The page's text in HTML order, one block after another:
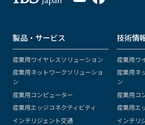
製品・サービス
産業用ワイヤレスソリューション
産業用ネットワークソリューショ
ン
産業用コンピューター
産業用エッジコネクティビティ
インテリジェント交通
技術情
産業用ワ
産業用ネ
ン
産業用コ
産業用エ
インテリ